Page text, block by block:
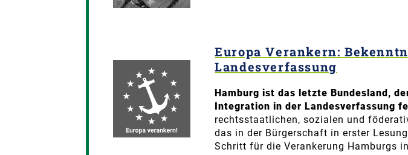
Europa Verankern:
Landesverfassung
Hamburg ist das letzte Bundesland,
Integration in der Landesverfassung
rechtsstaatlichen, sozialen und
das in der Bürgerschaft in erster
Schritt für die Verankerung Hamburgs